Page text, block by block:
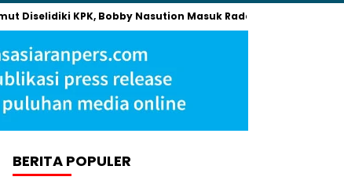
KPK, Bobby Nasution Masuk Radar Pemeriksaan
BERITA POPULER